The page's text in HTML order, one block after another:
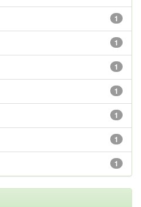
1
1
1
1
1
1
1